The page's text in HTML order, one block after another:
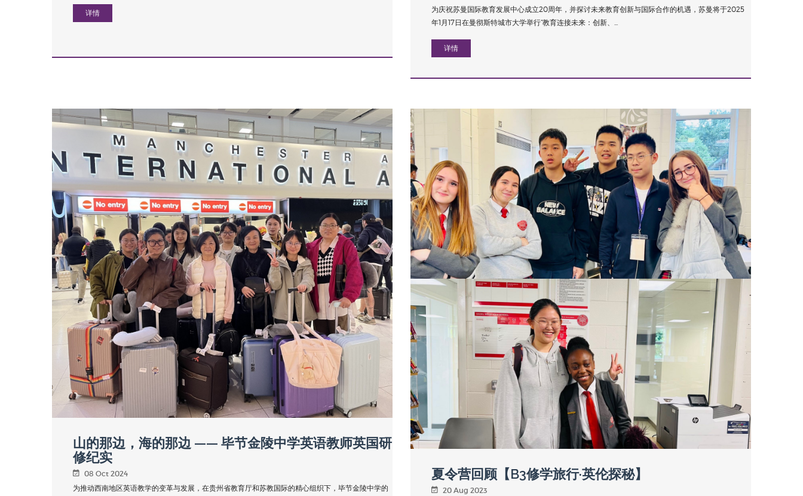
详情
为庆祝苏曼国际教育发展中心成立20周年，并探讨未来教育创新与国际合作的机遇，苏曼将于2025
年1月17日在曼彻斯特城市大学举行“教育连接未来：创新、...
详情
山的那边，海的那边 —— 毕节金陵中学英语教师英国研
修纪实
08 Oct 2024
为推动西南地区英语教学的变革与发展，在贵州省教育厅和苏教国际的精心组织下，毕节金陵中学的
夏令营回顾【B3修学旅行·英伦探秘】
20 Aug 2023